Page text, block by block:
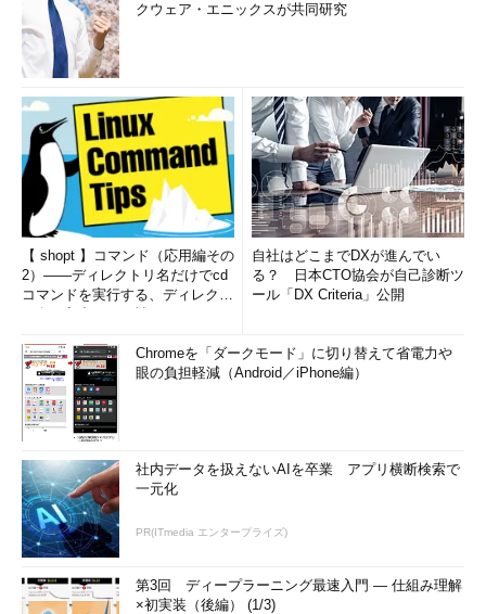
クウェア・エニックスが共同研究
【 shopt 】コマンド（応用編その
2）――ディレクトリ名だけでcd
コマンドを実行する、ディレクト
自社はどこまでDXが進んでい
る？ 日本CTO協会が自己診断ツ
ール「DX Criteria」公開
Chromeを「ダークモード」に切り替えて省電力や
眼の負担軽減（Android／iPhone編）
社内データを扱えないAIを卒業 アプリ横断検索で
一元化
PR(ITmedia エンタープライズ)
第3回 ディープラーニング最速入門 ― 仕組み理解
×初実装（後編） (1/3)